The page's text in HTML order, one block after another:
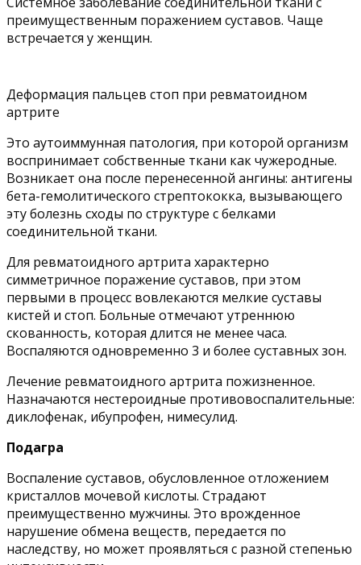
преимущественным поражением суставов. Чаще
встречается у женщин.
Деформация пальцев стоп при ревматоидном
артрите
Это аутоиммунная патология, при которой организм
воспринимает собственные ткани как чужеродные.
Возникает она после перенесенной ангины: антигены
бета-гемолитического стрептококка, вызывающего
эту болезнь сходы по структуре с белками
соединительной ткани.
Для ревматоидного артрита характерно
симметричное поражение суставов, при этом
первыми в процесс вовлекаются мелкие суставы
кистей и стоп. Больные отмечают утреннюю
скованность, которая длится не менее часа.
Воспаляются одновременно 3 и более суставных зон.
Лечение ревматоидного артрита пожизненное.
Назначаются нестероидные противовоспалительные:
диклофенак, ибупрофен, нимесулид.
Подагра
Воспаление суставов, обусловленное отложением
кристаллов мочевой кислоты. Страдают
преимущественно мужчины. Это врожденное
нарушение обмена веществ, передается по
наследству, но может проявляться с разной степенью